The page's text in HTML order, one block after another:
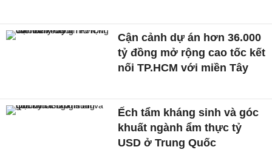
Cận cảnh dự án hơn 36.000
tỷ đồng mở rộng cao tốc kết
nối TP.HCM với miền Tây
Ếch tẩm kháng sinh và góc
khuất ngành ẩm thực tỷ
USD ở Trung Quốc